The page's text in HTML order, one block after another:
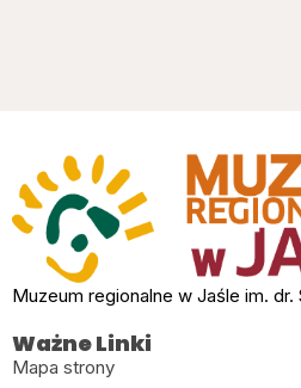
Muzeum regionalne w Jaśle im. dr.
Ważne Linki
Mapa strony